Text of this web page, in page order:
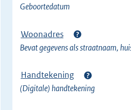
Geboortedatum
Woonadres
Bevat gegevens als straatnaam,
Handtekening
(Digitale) handtekening